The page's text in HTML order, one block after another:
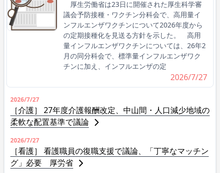
厚生労働省は23日に開催された厚生科学審
議会予防接種・ワクチン分科会で、高用量イ
ンフルエンザワクチンについて2026年度から
の定期接種化を見送る方針を示した。 高用
量インフルエンザワクチンについては、26年2
月の同分科会で、標準量インフルエンザワク
チンに加え、インフルエンザの定
2026/7/27
2026/7/27
［介護］ 27年度介護報酬改定、中山間・人口減少地域の
柔軟な配置基準で議論
2026/7/27
［看護］ 看護職員の復職支援で議論、「丁寧なマッチン
グ」必要 厚労省